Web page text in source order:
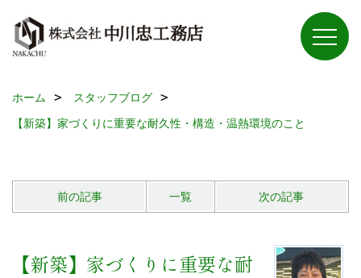
ホーム
スタッフブログ
【新築】家づくりに重要な耐久性・構造・温熱環境のこと
前の記事 一覧 次の記事
【新築】家づくりに重要な耐